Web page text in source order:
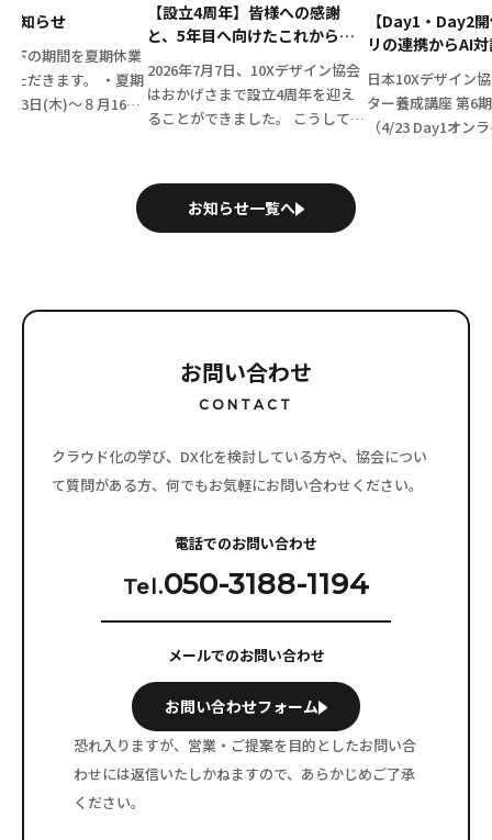
知らせ
下の期間を夏期休業
ただきます。 ・夏期
13日(木)～８月16日
【設立4周年】皆様への感謝
と、5年目へ向けたこれからの1
0Xの歩み
2026年7月7日、10Xデザイン協会
はおかげさまで設立4周年を迎え
ることができました。 こうして無
さま、温かく支えてくださるパー
トナー企業の皆さま そして当協
[…]
【Day1・Day2
リの連携からAI
で、参加者の表
た第6期ナビゲー
🚀
日本10Xデザイン
ター養成講座 第6
（4/23 Day1オン
お知らせ一覧へ
お問い合わせ
CONTACT
クラウド化の学び、DX化を検討している方や、協会につい
て質問がある方、 何でもお気軽にお問い合わせください。
電話でのお問い合わせ
Tel.050-3188-1194
メールでのお問い合わせ
お問い合わせフォーム
恐れ入りますが、営業・ご提案を目的としたお問い合
わせには返信いたしかねますので、あらかじめご了承
ください。